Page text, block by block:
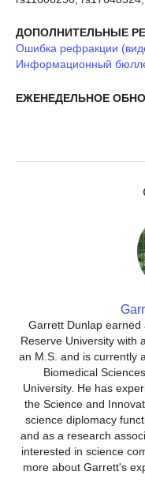
ДОПОЛНИТЕЛЬНЫЕ
Ошибка рефракции
Информационный
ЕЖЕНЕДЕЛЬНОЕ
Garrett Dunlap earned
Reserve University with
an M.S. and is currently
Biomedical
University. He has
the Science and
science diplomacy
and as a research
interested in science
more about Garrett's